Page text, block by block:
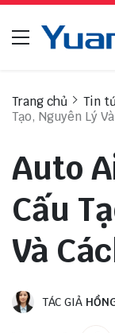
Trang chủ Tin
Tạo, Nguyên Lý
Auto
Cấu
Và
TÁC GIẢ